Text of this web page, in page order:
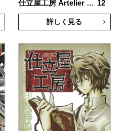
仕立屋工房 Artelier … 12
詳しく見る